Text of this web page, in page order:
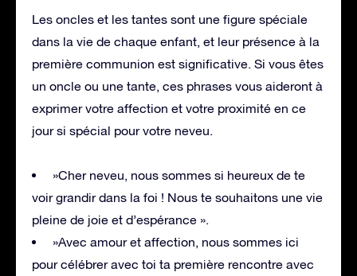
Les oncles et les tantes sont une figure spéciale
dans la vie de chaque enfant, et leur présence à la
première communion est significative. Si vous êtes
un oncle ou une tante, ces phrases vous aideront à
exprimer votre affection et votre proximité en ce
jour si spécial pour votre neveu.
»Cher neveu, nous sommes si heureux de te
voir grandir dans la foi ! Nous te souhaitons une vie
pleine de joie et d’espérance ».
»Avec amour et affection, nous sommes ici
pour célébrer avec toi ta première rencontre avec